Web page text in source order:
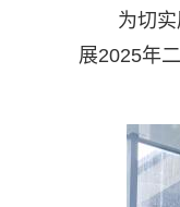
为切
展2025年